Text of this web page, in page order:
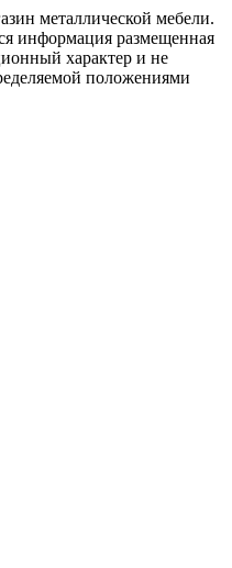
металлической мебели.
информация размещенная
характер и не
положениями